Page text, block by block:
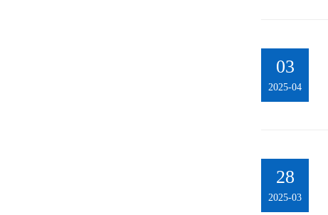
03
2025-04
28
2025-03